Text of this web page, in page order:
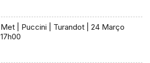
Met | Puccini | Turandot | 24 Março
17h00